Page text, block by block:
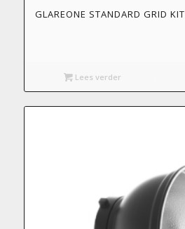
GLAREONE STANDARD GRID KIT
Lees verder